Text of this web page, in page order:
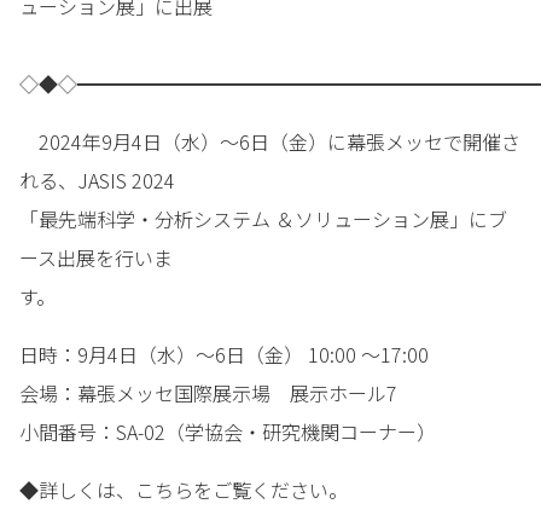
ューション展」に出展
2024年9月4日（水）～6日（金）に幕張メッセで開催さ
れる、JASIS 2024
「最先端科学・分析システム ＆ソリューション展」にブ
ース出展を行いま
す。
日時：9月4日（水）～6日（金） 10:00 ～17:00
会場：幕張メッセ国際展示場 展示ホール7
小間番号：SA-02（学協会・研究機関コーナー）
◆詳しくは、こちらをご覧ください。